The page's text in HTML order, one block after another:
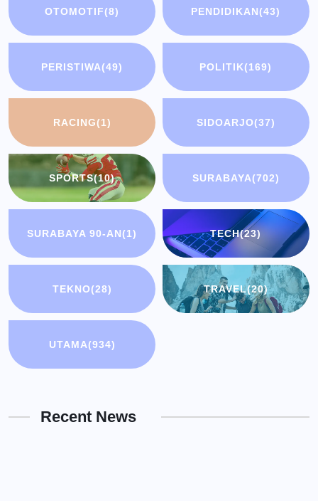
OTOMOTIF(8) PENDIDIKAN(43)
PERISTIWA(49) POLITIK(169)
RACING(1) SIDOARJO(37)
SPORTS(10) SURABAYA(702)
SURABAYA 90-AN(1) TECH(23)
TEKNO(28) TRAVEL(20)
UTAMA(934)
Recent News